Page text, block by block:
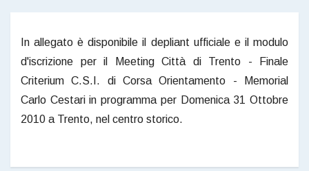
In allegato è disponibile il depliant ufficiale e il modulo
d'iscrizione per il Meeting Città di Trento - Finale
Criterium C.S.I. di Corsa Orientamento - Memorial
Carlo Cestari in programma per Domenica 31 Ottobre
2010 a Trento, nel centro storico.